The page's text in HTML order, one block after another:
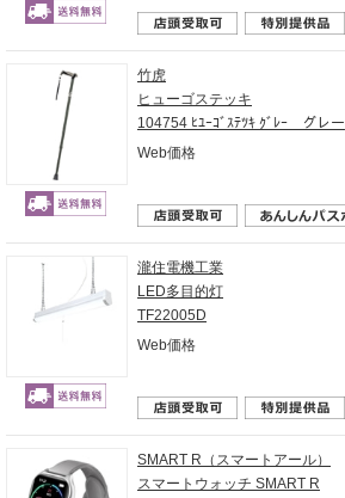
竹虎
ヒューゴステッキ
104754 ﾋﾕｰｺﾞｽﾃﾂｷ ｸﾞﾚｰ グレー
Web価格
瀧住電機工業
LED多目的灯
TF22005D
Web価格
SMART R（スマートアール）
スマートウォッチ SMART R